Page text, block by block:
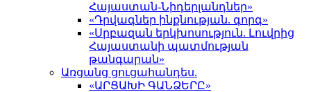
Հայաստան-Նիդերլանդներ»
«Դրվագներ ինքնության. գորգ»
«Սրբազան երկխոսություն. Լուվրից
Հայաստանի պատմության
թանգարան»
Առցանց ցուցահանդես.
«ԱՐՑԱԽԻ ԳԱՆՁԵՐԸ»